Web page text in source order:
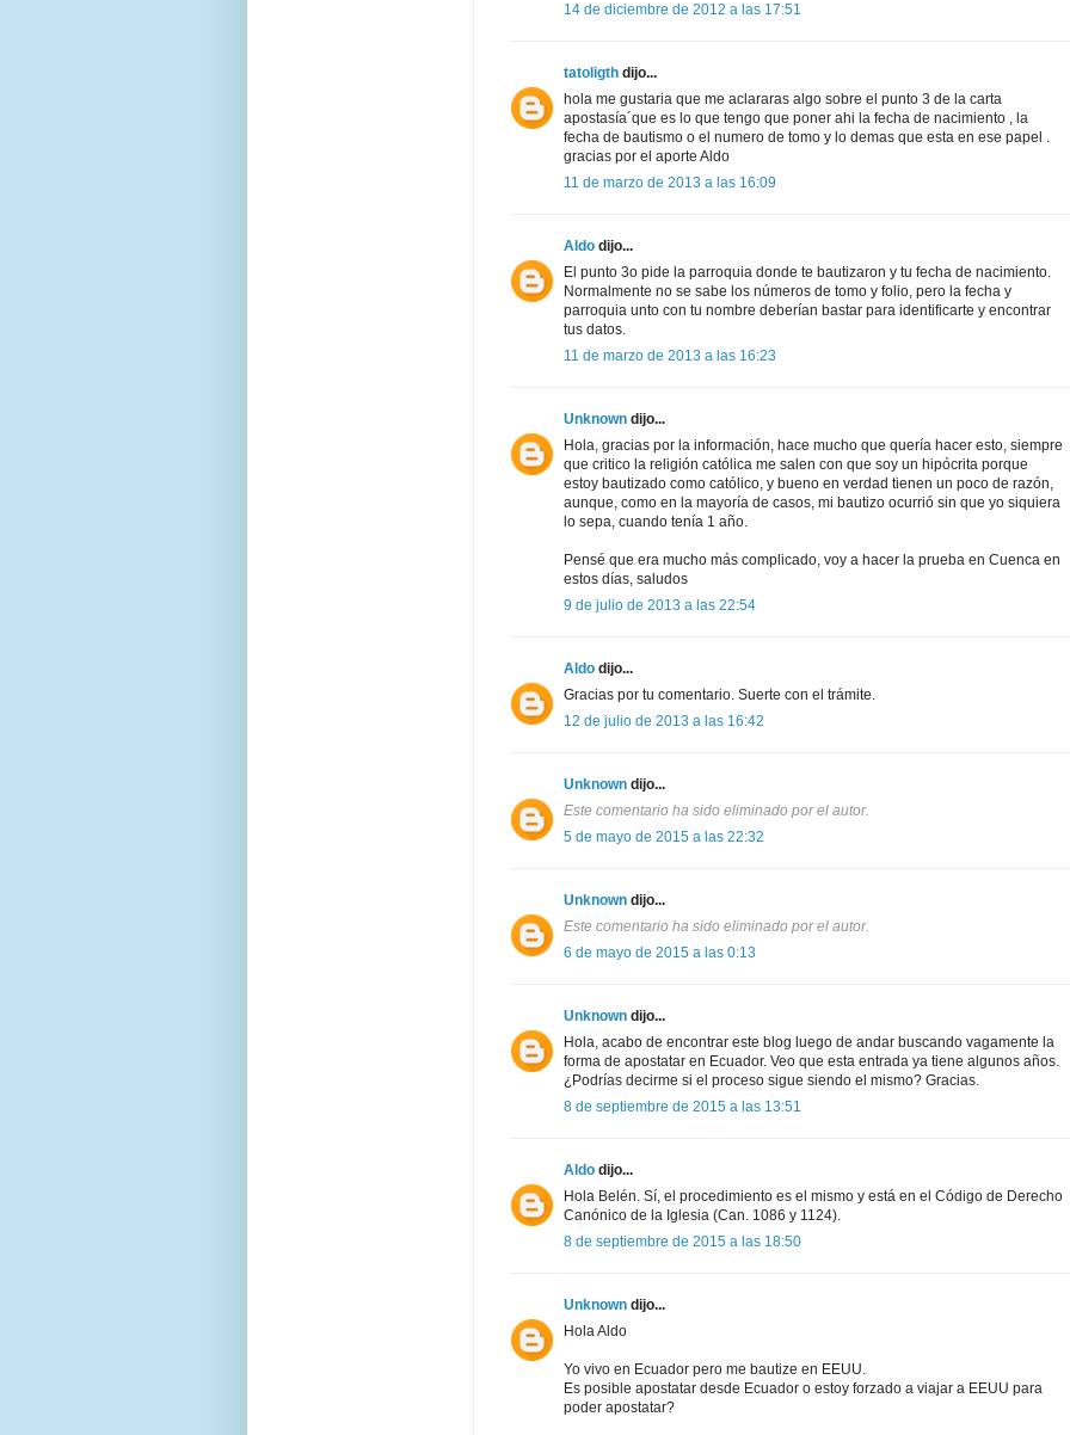
14 de diciembre de 2012 a las 17:51
tatoligth dijo...
hola me gustaria que me aclararas algo sobre el punto 3 de la carta
apostasía´que es lo que tengo que poner ahi la fecha de nacimiento , la
fecha de bautismo o el numero de tomo y lo demas que esta en ese papel .
gracias por el aporte Aldo
11 de marzo de 2013 a las 16:09
Aldo dijo...
El punto 3o pide la parroquia donde te bautizaron y tu fecha de nacimiento.
Normalmente no se sabe los números de tomo y folio, pero la fecha y
parroquia unto con tu nombre deberían bastar para identificarte y encontrar
tus datos.
11 de marzo de 2013 a las 16:23
Unknown dijo...
Hola, gracias por la información, hace mucho que quería hacer esto, siempre
que critico la religión católica me salen con que soy un hipócrita porque
estoy bautizado como católico, y bueno en verdad tienen un poco de razón,
aunque, como en la mayoría de casos, mi bautizo ocurrió sin que yo siquiera
lo sepa, cuando tenía 1 año.
Pensé que era mucho más complicado, voy a hacer la prueba en Cuenca en
estos días, saludos
9 de julio de 2013 a las 22:54
Aldo dijo...
Gracias por tu comentario. Suerte con el trámite.
12 de julio de 2013 a las 16:42
Unknown dijo...
Este comentario ha sido eliminado por el autor.
5 de mayo de 2015 a las 22:32
Unknown dijo...
Este comentario ha sido eliminado por el autor.
6 de mayo de 2015 a las 0:13
Unknown dijo...
Hola, acabo de encontrar este blog luego de andar buscando vagamente la
forma de apostatar en Ecuador. Veo que esta entrada ya tiene algunos años.
¿Podrías decirme si el proceso sigue siendo el mismo? Gracias.
8 de septiembre de 2015 a las 13:51
Aldo dijo...
Hola Belén. Sí, el procedimiento es el mismo y está en el Código de Derecho
Canónico de la Iglesia (Can. 1086 y 1124).
8 de septiembre de 2015 a las 18:50
Unknown dijo...
Hola Aldo
Yo vivo en Ecuador pero me bautize en EEUU.
Es posible apostatar desde Ecuador o estoy forzado a viajar a EEUU para
poder apostatar?